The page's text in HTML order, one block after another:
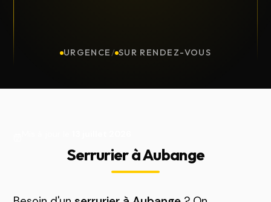
URGENCE / SUR RENDEZ-VOUS
Serrurier à Aubange